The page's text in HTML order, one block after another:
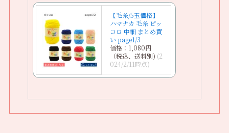
【毛糸/5玉価格】
ハマナカ 毛糸 ピッ
コロ 中細 まとめ買
い page1/3
価格：1,080円
（税込、送料別) (2
024/2/11時点)